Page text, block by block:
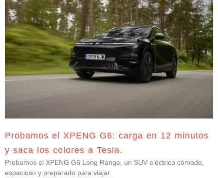
Probamos el XPENG G6: carga en 12 minutos
y saca los colores a Tesla.
Probamos el XPENG G6 Long Range, un SUV eléctrico cómodo,
espacioso y preparado para viajar.